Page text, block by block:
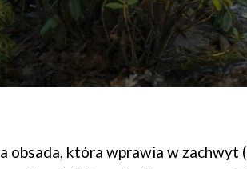
obsada, która wprawia w zachwyt